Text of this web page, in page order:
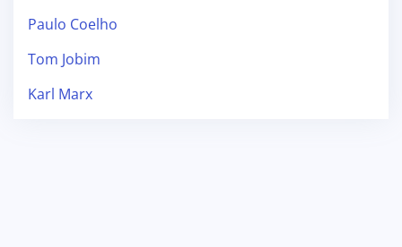
Paulo Coelho
Tom Jobim
Karl Marx